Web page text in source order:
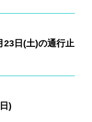
23日(土)の通行止
)